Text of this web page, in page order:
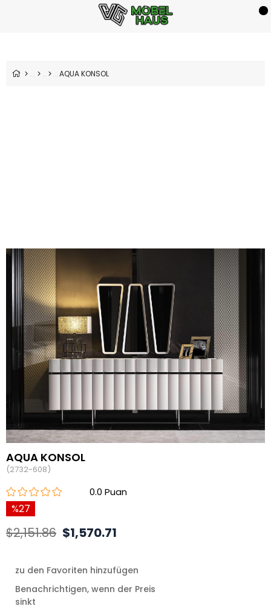
AQUA KONSOL
AQUA KONSOL
(2732-608)
0.0
27
$2,151.86 $1,570.71
zu den Favoriten hinzufügen
Benachrichtigen, wenn der Preis
sinkt